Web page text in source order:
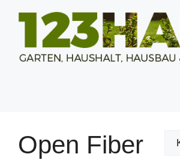
Inhalt
Open Fiber